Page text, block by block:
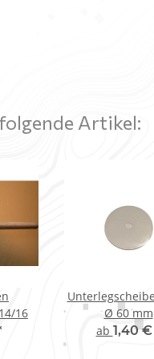
Artikel:
HC14/16
Ø 60 mm
ab 1,40 €